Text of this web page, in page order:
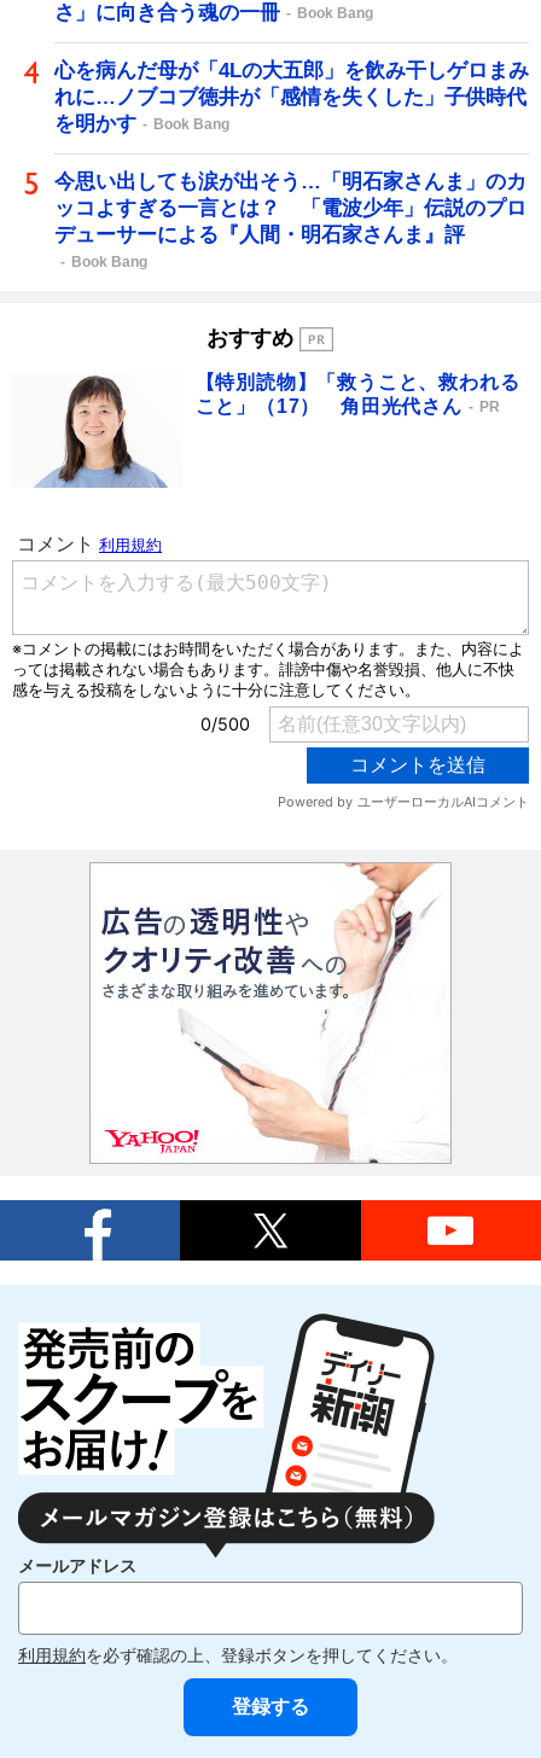
さ」に向き合う魂の一冊
Book Bang
心を病んだ母が「4Lの大五郎」を飲み干しゲロまみ
れに…ノブコブ徳井が「感情を失くした」子供時代
を明かす
Book Bang
今思い出しても涙が出そう…「明石家さんま」のカ
ッコよすぎる一言とは？ 「電波少年」伝説のプロ
デューサーによる『人間・明石家さんま』評
Book Bang
おすすめ
【特別読物】「救うこと、救われる
こと」（17） 角田光代さん
PR
メールアドレス
利用規約を必ず確認の上、登録ボタンを押してください。